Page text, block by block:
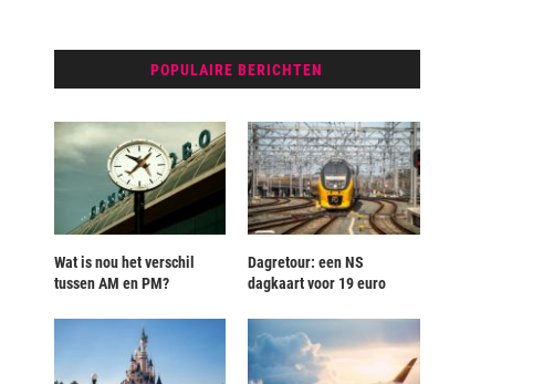
POPULAIRE BERICHTEN
Wat is nou het verschil
tussen AM en PM?
Dagretour: een NS
dagkaart voor 19 euro